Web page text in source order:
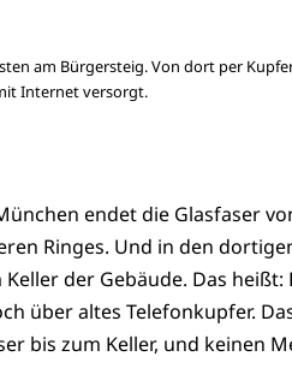
am Bürgersteig. Von dort per
Internet versorgt.
endet die Glasfaser
Ringes. Und in den
der Gebäude. Das heißt:
über altes Telefonkupfer.
bis zum Keller, und keinen